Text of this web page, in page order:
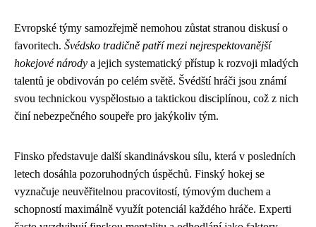
Evropské týmy samozřejmě nemohou zůstat stranou diskusí o
favoritech. Švédsko tradičně patří mezi nejrespektovanější
hokejové národy a jejich systematický přístup k rozvoji mladých
talentů je obdivován po celém světě. Švédští hráči jsou známí
svou technickou vyspělostью a taktickou disciplínou, což z nich
činí nebezpečného soupeře pro jakýkoliv tým.
Finsko představuje další skandinávskou sílu, která v posledních
letech dosáhla pozoruhodných úspěchů. Finský hokej se
vyznačuje neuvěřitelnou pracovitostí, týmovým duchem a
schopností maximálně využít potenciál každého hráče. Experti